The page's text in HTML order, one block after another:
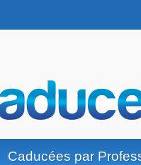
Caducées par